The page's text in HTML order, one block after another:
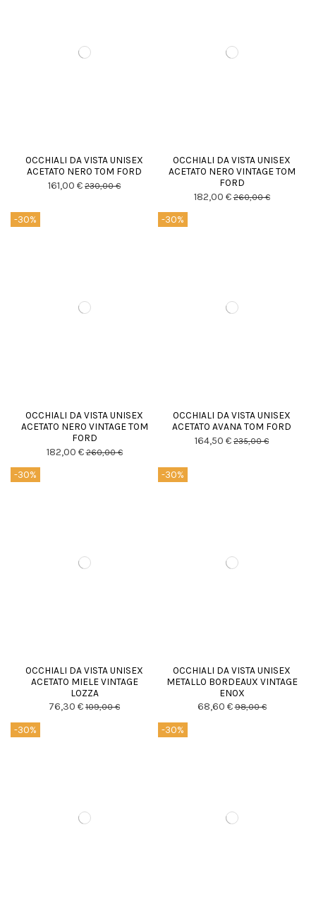
OCCHIALI DA VISTA UNISEX
ACETATO NERO TOM FORD
161,00 € 230,00 €
OCCHIALI DA VISTA UNISEX
ACETATO NERO VINTAGE TOM
FORD
182,00 €260,00 €
-30%
OCCHIALI DA VISTA UNISEX
ACETATO NERO VINTAGE TOM
FORD
182,00 €260,00 €
-30%
OCCHIALI DA VISTA UNISEX
ACETATO AVANA TOM FORD
164,50 € 235,00 €
-30%
OCCHIALI DA VISTA UNISEX
ACETATO MIELE VINTAGE
LOZZA
76,30 € 109,00 €
-30%
OCCHIALI DA VISTA UNISEX
METALLO BORDEAUX VINTAGE
ENOX
68,60 €98,00 €
-30% -30%